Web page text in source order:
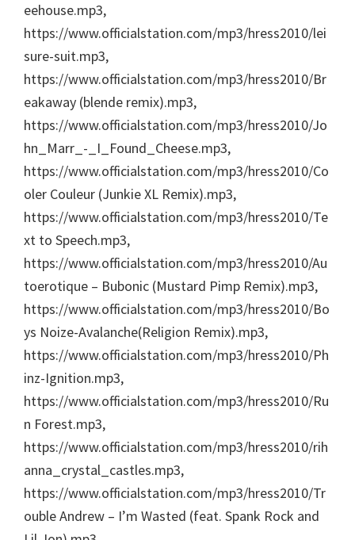
eehouse.mp3,
https://www.officialstation.com/mp3/hress2010/lei
sure-suit.mp3,
https://www.officialstation.com/mp3/hress2010/Br
eakaway (blende remix).mp3,
https://www.officialstation.com/mp3/hress2010/Jo
hn_Marr_-_I_Found_Cheese.mp3,
https://www.officialstation.com/mp3/hress2010/Co
oler Couleur (Junkie XL Remix).mp3,
https://www.officialstation.com/mp3/hress2010/Te
xt to Speech.mp3,
https://www.officialstation.com/mp3/hress2010/Au
toerotique – Bubonic (Mustard Pimp Remix).mp3,
https://www.officialstation.com/mp3/hress2010/Bo
ys Noize-Avalanche(Religion Remix).mp3,
https://www.officialstation.com/mp3/hress2010/Ph
inz-Ignition.mp3,
https://www.officialstation.com/mp3/hress2010/Ru
n Forest.mp3,
https://www.officialstation.com/mp3/hress2010/rih
anna_crystal_castles.mp3,
https://www.officialstation.com/mp3/hress2010/Tr
ouble Andrew – I’m Wasted (feat. Spank Rock and